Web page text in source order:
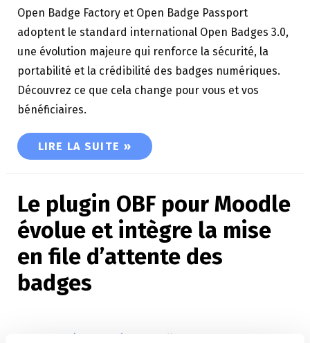
Open Badge Factory et Open Badge Passport
adoptent le standard international Open Badges 3.0,
une évolution majeure qui renforce la sécurité, la
portabilité et la crédibilité des badges numériques.
Découvrez ce que cela change pour vous et vos
bénéficiaires.
VOS BADGES SONT DÉSORMAIS DES OPEN
LIRE LA SUITE »
Le plugin OBF pour Moodle
évolue et intègre la mise
en file d’attente des
badges